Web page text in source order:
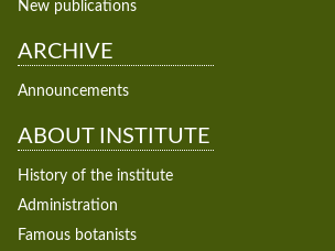
New publications
ARCHIVE
Announcements
ABOUT INSTITUTE
History of the institute
Administration
Famous botanists